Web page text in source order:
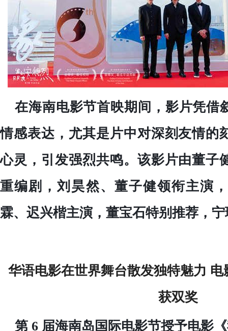
在海南电影节首映期间，影片凭借
情感表达，尤其是片中对深刻友情的
心灵，引发强烈共鸣。该影片由董子
重编剧，刘昊然、董子健领衔主演
霖、迟兴楷主演，董宝石特别推荐，
华语电影在世界舞台散发独特魅力 电
获双奖
第 6 届海南岛国际电影节授予电影